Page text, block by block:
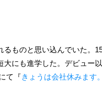
ものと思い込んでいた。
にも進学した。デビュー
て『きょうは会社休みます